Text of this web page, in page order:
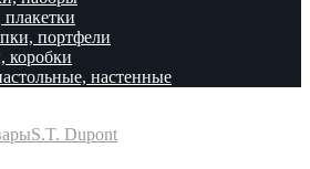
портфели
коробки
настенные
S.T. Dupont